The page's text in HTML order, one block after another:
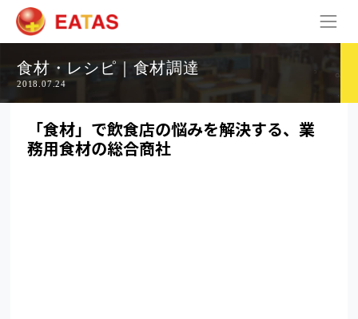
食材・レシピ｜食材調達
2018.07.24
「食材」で飲食店の悩みを解決する、業
務用食材の総合商社